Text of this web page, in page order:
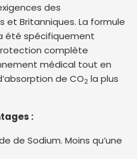
des
et Britanniques. La formule
été spécifiquement
complète
médical tout en
de CO2 la plus
:
de Sodium. Moins qu’une